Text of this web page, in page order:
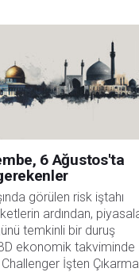
6 Ağustos'ta
görülen risk iştahı
ardından,
temkinli bir duruş
ekonomik takviminde
İşten